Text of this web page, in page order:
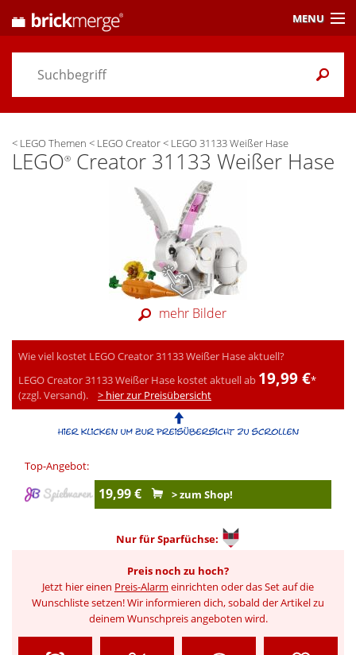
< LEGO Themen < LEGO Creator< LEGO 31133 Weißer Hase
LEGO® Creator 31133 Weißer Hase
mehr Bilder
Wie viel kostet LEGO Creator 31133 Weißer Hase aktuell?
LEGO Creator 31133 Weißer Hase kostet aktuell ab 19,99 €*
(zzgl. Versand).
> hier zur Preisübersicht
Top-Angebot:
19,99 € > zum Shop!
Nur fürSparfüchse:
Preis noch zu hoch?
Jetzt hier einen Preis-Alarm einrichten oder das Set auf die
Wunschliste setzen! Wir informieren dich, sobald der Artikel zu
deinem Wunschpreis angeboten wird.
MENU
Preisvergleich
Themen/ Händler